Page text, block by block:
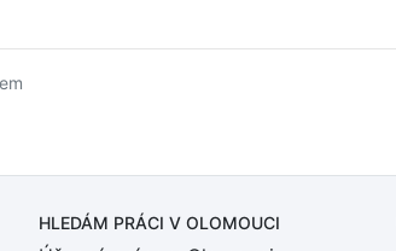
HLEDÁM PRÁCI V OLOMOUCI